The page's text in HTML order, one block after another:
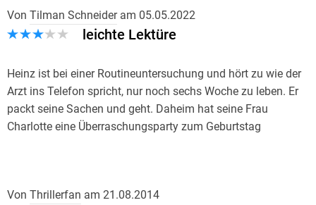
Von Tilman Schneider am 05.05.2022
leichte Lektüre
Heinz ist bei einer Routineuntersuchung und hört zu wie der
Arzt ins Telefon spricht, nur noch sechs Woche zu leben. Er
packt seine Sachen und geht. Daheim hat seine Frau
Charlotte eine Überraschungsparty zum Geburtstag
machen. Die haben aber andere Sorgen. Ines soll für eine
Von Thrillerfan am 21.08.2014